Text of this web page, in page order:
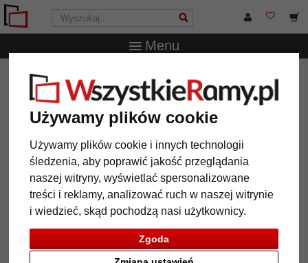
Używamy plików cookie
Używamy plików cookie i innych technologii
śledzenia, aby poprawić jakość przeglądania
naszej witryny, wyświetlać spersonalizowane
treści i reklamy, analizować ruch w naszej witrynie
i wiedzieć, skąd pochodzą nasi użytkownicy.
Zgoda
Menu
WszystkieRamy.pl Wielkość ramy
Wąska
ramka na zdjęcia w kolorze błyszczącego srebra
Wąska ramka na zdjęcia w kolorze
błyszczącego srebra